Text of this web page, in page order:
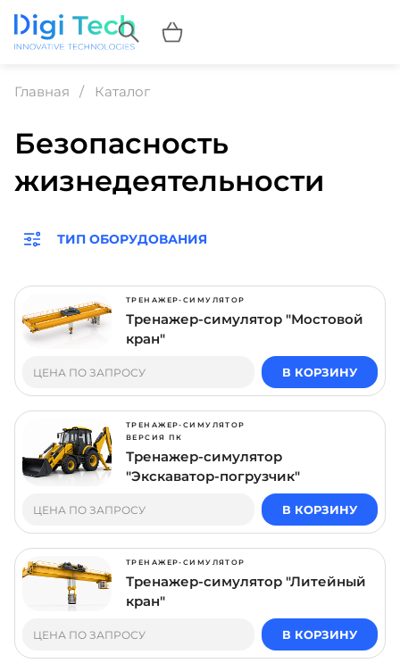
Главная Каталог
Безопасность
жизнедеятельности
ТИП ОБОРУДОВАНИЯ
ТРЕНАЖЕР-СИМУЛЯТОР
Тренажер-симулятор "Мостовой
кран"
ЦЕНА ПО ЗАПРОСУ В КОРЗИНУ
ТРЕНАЖЕР-СИМУЛЯТОР
ВЕРСИЯ ПК
Тренажер-симулятор
"Экскаватор-погрузчик"
ЦЕНА ПО ЗАПРОСУ В КОРЗИНУ
ТРЕНАЖЕР-СИМУЛЯТОР
Тренажер-симулятор "Литейный
кран"
ЦЕНА ПО ЗАПРОСУ В КОРЗИНУ